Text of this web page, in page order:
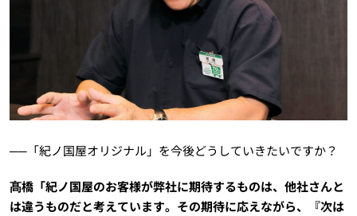
──「紀ノ国屋オリジナル」を今後どうしていきたいですか？
髙橋「紀ノ国屋のお客様が弊社に期待するものは、他社さんと
は違うものだと考えています。その期待に応えながら、『次は